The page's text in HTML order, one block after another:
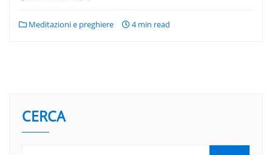
Meditazioni e preghiere 4 min read
CERCA